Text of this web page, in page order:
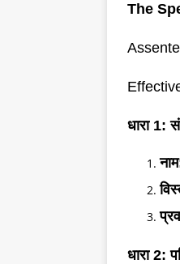
The
धारा 1:
धारा 2: